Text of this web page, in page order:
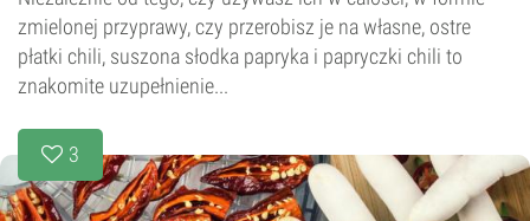
zmielonej przyprawy, czy przerobisz je na własne, ostre
płatki chili, suszona słodka papryka i papryczki chili to
znakomite uzupełnienie...
3